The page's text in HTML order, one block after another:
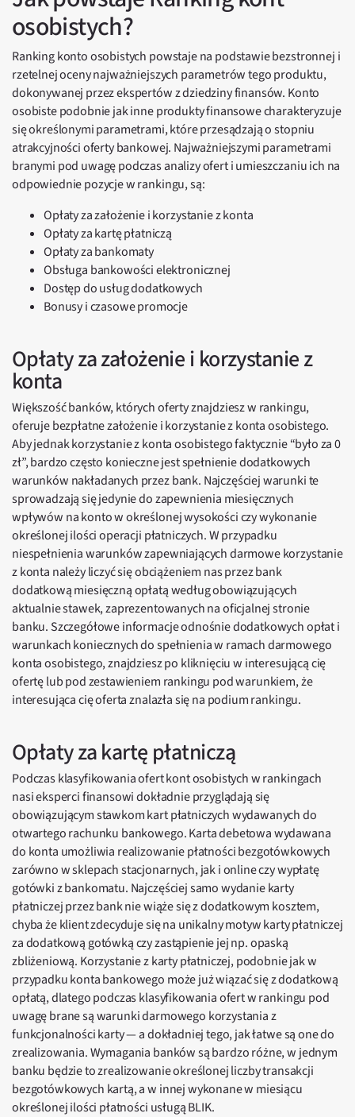
osobistych?
Ranking konto osobistych powstaje na podstawie bezstronnej i
rzetelnej oceny najważniejszych parametrów tego produktu,
dokonywanej przez ekspertów z dziedziny finansów. Konto
osobiste podobnie jak inne produkty finansowe charakteryzuje
się określonymi parametrami, które przesądzają o stopniu
atrakcyjności oferty bankowej. Najważniejszymi parametrami
branymi pod uwagę podczas analizy ofert i umieszczaniu ich na
odpowiednie pozycje w rankingu, są:
Opłaty za założenie i korzystanie z konta
Opłaty za kartę płatniczą
Opłaty za bankomaty
Obsługa bankowości elektronicznej
Dostęp do usług dodatkowych
Bonusy i czasowe promocje
Opłaty za założenie i korzystanie z
konta
Większość banków, których oferty znajdziesz w rankingu,
oferuje bezpłatne założenie i korzystanie z konta osobistego.
Aby jednak korzystanie z konta osobistego faktycznie “było za 0
zł”, bardzo często konieczne jest spełnienie dodatkowych
warunków nakładanych przez bank. Najczęściej warunki te
sprowadzają się jedynie do zapewnienia miesięcznych
wpływów na konto w określonej wysokości czy wykonanie
określonej ilości operacji płatniczych. W przypadku
niespełnienia warunków zapewniających darmowe korzystanie
z konta należy liczyć się obciążeniem nas przez bank
dodatkową miesięczną opłatą według obowiązujących
aktualnie stawek, zaprezentowanych na oficjalnej stronie
banku. Szczegółowe informacje odnośnie dodatkowych opłat i
warunkach koniecznych do spełnienia w ramach darmowego
konta osobistego, znajdziesz po kliknięciu w interesującą cię
ofertę lub pod zestawieniem rankingu pod warunkiem, że
interesująca cię oferta znalazła się na podium rankingu.
Opłaty za kartę płatniczą
Podczas klasyfikowania ofert kont osobistych w rankingach
nasi eksperci finansowi dokładnie przyglądają się
obowiązującym stawkom kart płatniczych wydawanych do
otwartego rachunku bankowego. Karta debetowa wydawana
do konta umożliwia realizowanie płatności bezgotówkowych
zarówno w sklepach stacjonarnych, jak i online czy wypłatę
gotówki z bankomatu. Najczęściej samo wydanie karty
płatniczej przez bank nie wiąże się z dodatkowym kosztem,
chyba że klient zdecyduje się na unikalny motyw karty płatniczej
za dodatkową gotówką czy zastąpienie jej np. opaską
zbliżeniową. Korzystanie z karty płatniczej, podobnie jak w
przypadku konta bankowego może już wiązać się z dodatkową
opłatą, dlatego podczas klasyfikowania ofert w rankingu pod
uwagę brane są warunki darmowego korzystania z
funkcjonalności karty — a dokładniej tego, jak łatwe są one do
zrealizowania. Wymagania banków są bardzo różne, w jednym
banku będzie to zrealizowanie określonej liczby transakcji
bezgotówkowych kartą, a w innej wykonane w miesiącu
określonej ilości płatności usługą BLIK.